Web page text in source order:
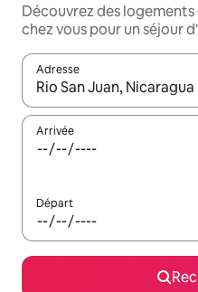
Découvrez des
chez vous pour un séjour
Adresse
Lorsque les résultats
Arrivée
Départ